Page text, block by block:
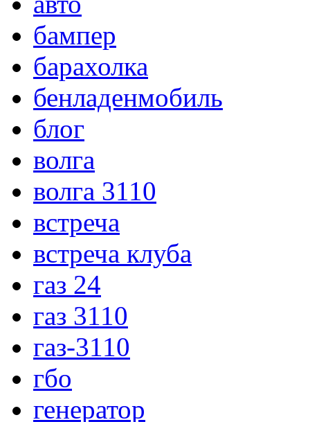
бампер
барахолка
бенладенмобиль
блог
волга
волга 3110
встреча
встреча клуба
газ 24
газ 3110
газ-3110
гбо
генератор